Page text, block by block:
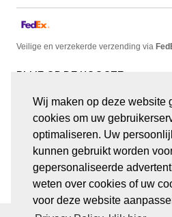
Wij maken op deze website
cookies om uw
optimaliseren. Uw
kunnen gebruikt worden
gepersonaliseerde
weten over cookies of uw
voor deze website
Veilige en verzekerde verzending via
BLIJF OP DE HOOGTE
facebook linkedin